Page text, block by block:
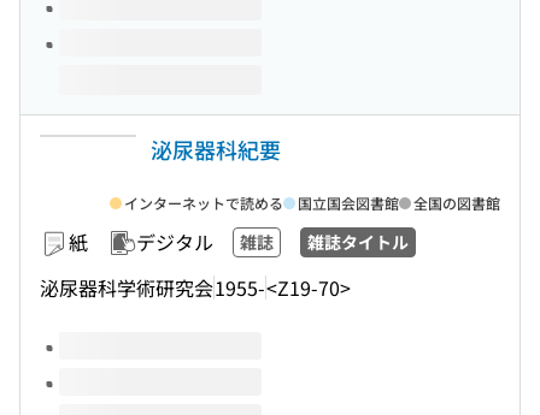
泌尿器科紀要
紙 デジタル 雑誌 雑誌タイトル
泌尿器科学術研究会1955-<Z19-70>
インターネットで読める 国立国会図書館 全国の図書館
このタイトルの巻号